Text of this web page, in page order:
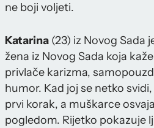
ne boji voljeti.
Katarina (23) iz Novog Sada
žena iz Novog Sada koja
privlače karizma,
humor. Kad joj se netko
prvi korak, a muškarce
pogledom. Rijetko pokazuje